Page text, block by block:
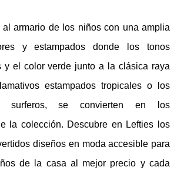
armario de los niños con una amplia
y estampados donde los tonos
y el color verde junto a la clásica raya
estampados tropicales o los
surferos, se convierten en los
la colección. Descubre en Lefties los
diseños en moda accesible para
de la casa al mejor precio y cada